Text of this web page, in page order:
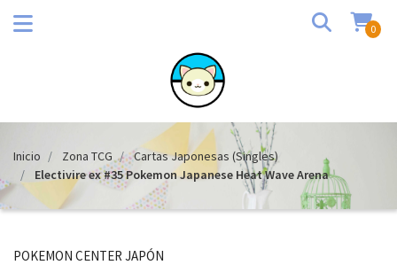
0
Inicio Zona TCG
Cartas Japonesas (Singles)
Electivire ex #35 Pokemon Japanese Heat Wave Arena
POKEMON CENTER JAPÓN